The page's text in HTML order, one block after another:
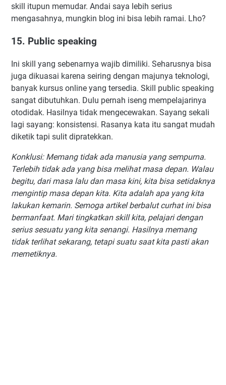
skill itupun memudar. Andai saya lebih serius
mengasahnya, mungkin blog ini bisa lebih ramai. Lho?
15. Public speaking
Ini skill yang sebenarnya wajib dimiliki. Seharusnya bisa
juga dikuasai karena seiring dengan majunya teknologi,
banyak kursus online yang tersedia. Skill public speaking
sangat dibutuhkan. Dulu pernah iseng mempelajarinya
otodidak. Hasilnya tidak mengecewakan. Sayang sekali
lagi sayang: konsistensi. Rasanya kata itu sangat mudah
diketik tapi sulit dipratekkan.
Konklusi: Memang tidak ada manusia yang sempurna.
Terlebih tidak ada yang bisa melihat masa depan. Walau
begitu, dari masa lalu dan masa kini, kita bisa setidaknya
mengintip masa depan kita. Kita adalah apa yang kita
lakukan kemarin. Semoga artikel berbalut curhat ini bisa
bermanfaat. Mari tingkatkan skill kita, pelajari dengan
serius sesuatu yang kita senangi. Hasilnya memang
tidak terlihat sekarang, tetapi suatu saat kita pasti akan
memetiknya.